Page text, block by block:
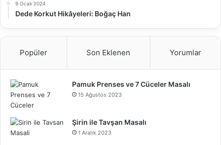
9 Ocak 2024
Dede Korkut Hikâyeleri: Boğaç Han
Popüler Son Eklenen Yorumlar
Pamuk Prenses ve 7 Cüceler Masalı
15 Ağustos 2023
Şirin ile Tavşan Masalı
1 Aralık 2023